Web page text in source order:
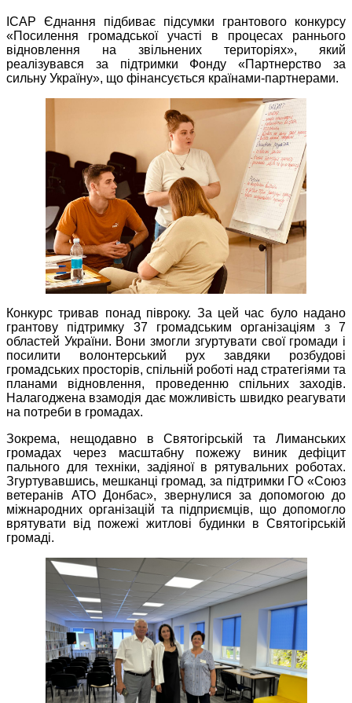
ІСАР Єднання підбиває підсумки грантового конкурсу
«Посилення громадської участі в процесах раннього
відновлення на звільнених територіях», який
реалізувався за підтримки Фонду «Партнерство за
сильну Українy», що фінансується країнами-партнерами.
Конкурс тривав понад півроку. За цей час було надано
грантову підтримку 37 громадським організаціям з 7
областей України. Вони змогли згуртувати свої громади і
посилити волонтерський рух завдяки розбудові
громадських просторів, спільній роботі над стратегіями та
планами відновлення, проведенню спільних заходів.
Налагоджена взамодія дає можливість швидко реагувати
на потреби в громадах.
Зокрема, нещодавно в Святогірській та Лиманських
громадах через масштабну пожежу виник дефіцит
пального для техніки, задіяної в рятувальних роботах.
Згуртувавшись, мешканці громад, за підтримки ГО «Союз
ветеранів АТО Донбас», звернулися за допомогою до
міжнародних організацій та підприємців, що допомогло
врятувати від пожежі житлові будинки в Святогірській
громаді.